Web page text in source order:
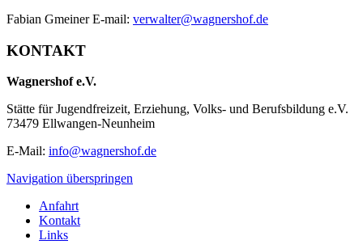
Fabian Gmeiner E-mail: verwalter@wagnershof.de
KONTAKT
Wagnershof e.V.
Stätte für Jugendfreizeit, Erziehung, Volks- und Berufsbildung e.V.
73479 Ellwangen-Neunheim
E-Mail: info@wagnershof.de
Navigation überspringen
Anfahrt
Kontakt
Links